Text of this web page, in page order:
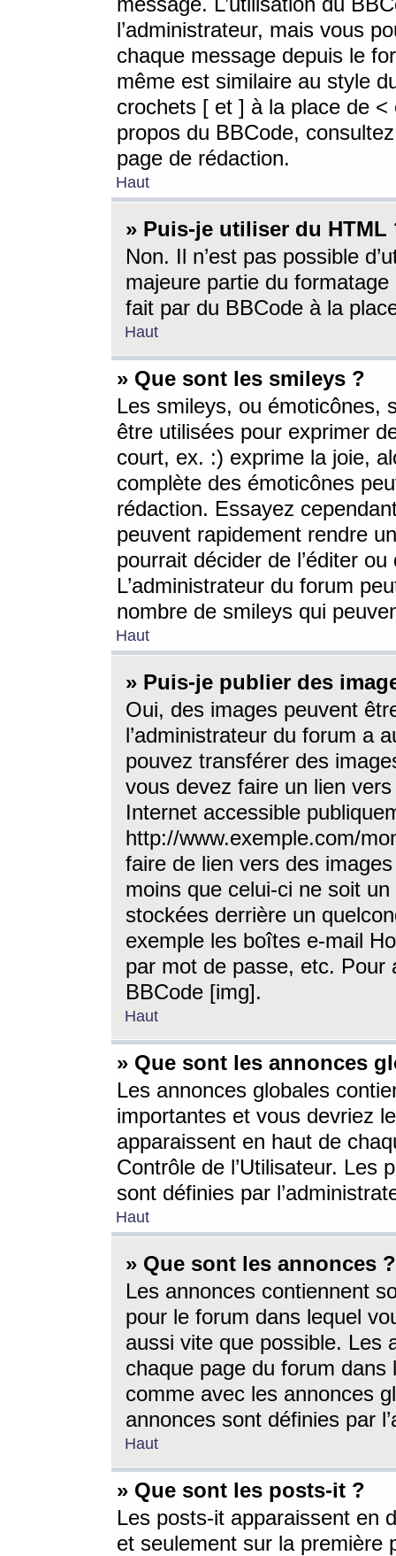
l’administrateur, mais vous
chaque message depuis le
même est similaire au style
crochets [ et ] à la place de <
propos du BBCode,
page de rédaction.
Haut
» Puis-je utiliser du HTML
Non. Il n’est pas possible
majeure partie du
fait par du BBCode à la
Haut
» Que sont les smileys ?
Les smileys, ou émoticônes,
être utilisées pour exprimer
court, ex. :) exprime la joie,
complète des émoticônes
rédaction. Essayez
peuvent rapidement rendre
pourrait décider de l’éditer
L’administrateur du forum
nombre de smileys qui
Haut
» Puis-je publier des
Oui, des images peuvent
l’administrateur du forum a
pouvez transférer des
vous devez faire un lien
Internet accessible
http://www.exemple.com/
faire de lien vers des
moins que celui-ci ne soit
stockées derrière un
exemple les boîtes e-mail
par mot de passe, etc. Pour
BBCode [img].
Haut
» Que sont les annonces
Les annonces globales
importantes et vous devriez
apparaissent en haut de
Contrôle de l’Utilisateur. Les
sont définies par
Haut
» Que sont les annonces ?
Les annonces contiennent
pour le forum dans lequel
aussi vite que possible. Les
chaque page du forum dans
comme avec les annonces
annonces sont définies par
Haut
» Que sont les posts-it ?
Les posts-it apparaissent en
et seulement sur la première